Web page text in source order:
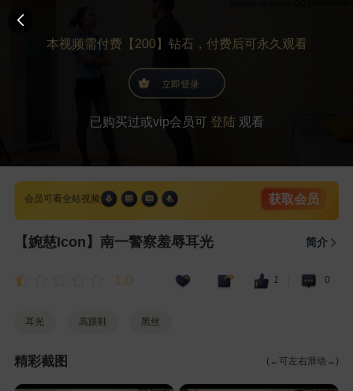
本视频需付费【200】钻石，付费后可永久观看
立即登录
已购买过或vip会员可 登陆观看
会员可看全站视频 获取会员
【婉慈Icon】南一警察羞辱耳光 简介
1.0 1 0
耳光 高跟鞋 黑丝
精彩截图 (←可左右滑动→)